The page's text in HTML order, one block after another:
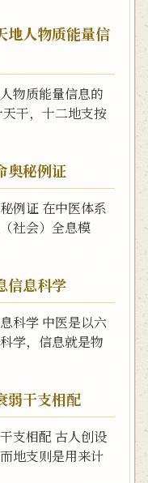
地人物质能量信
物质能量信息的
干，十二地支按
奥秘例证
例证 在中医体系
社会）全息模
信息科学
科学 中医是以六
学，信息就是物
弱干支相配
支相配 古人创设
地支则是用来计